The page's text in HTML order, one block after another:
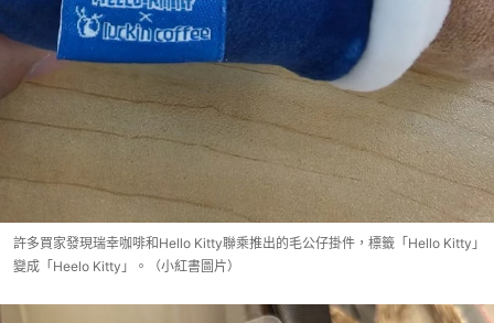
許多買家發現瑞幸咖啡和Hello Kitty聯乘推出的毛公仔掛件，標籤「Hello Kitty」
變成「Heelo Kitty」。（小紅書圖片）